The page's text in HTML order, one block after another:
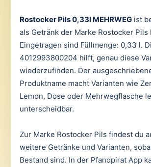
Rostocker Pils 0,33l MEHRWEGist
als Getränk der Marke Rostocker
Eingetragen sind Füllmenge: 0,33 l.
4012993800204 hilft, genau diese
wiederzufinden. Der
Produktname macht Varianten wie
Lemon, Dose oder Mehrwegflasche
unterscheidbar.
Zur Marke Rostocker Pils findest du
weitere Getränke und Varianten,
Bestand sind. In der Pfandpirat App